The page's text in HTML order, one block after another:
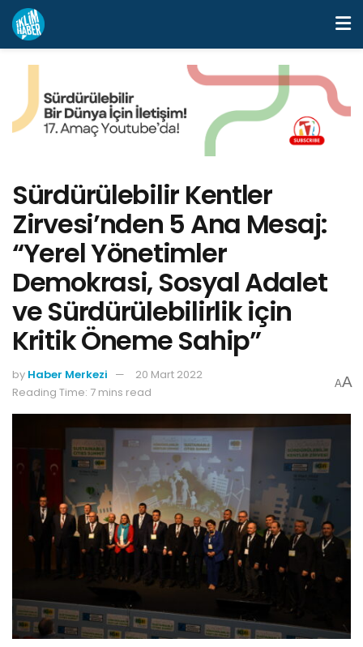
Sürdürülebilir Kentler
Zirvesi’nden 5 Ana Mesaj:
“Yerel Yönetimler
Demokrasi, Sosyal Adalet
ve Sürdürülebilirlik için
Kritik Öneme Sahip”
by Haber Merkezi
20 Mart 2022
Reading Time: 7 mins read
AA